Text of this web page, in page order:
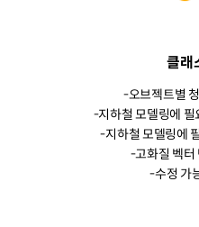
클래
-오브젝트별
-지하철 모델링에
-지하철 모델링에
-고화질 벡터
-수정 가